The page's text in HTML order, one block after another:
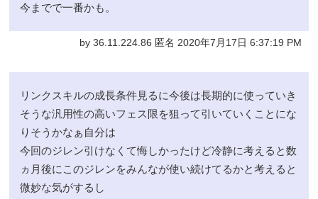
今までで一番かも。
by 36.11.224.86 匿名 2020年7月17日 6:37:19 PM
リンクスキルの成長条件見るに今後は長期的に使っていき
そうな汎用性の高いフェス限を狙って引いていくことにな
りそうかなぁ自分は
今回のジレン引けなくて悔しかったけど冷静に考えると数
ヵ月後にこのジレンをみんなが使い続けてるかと考えると
微妙な気がするし